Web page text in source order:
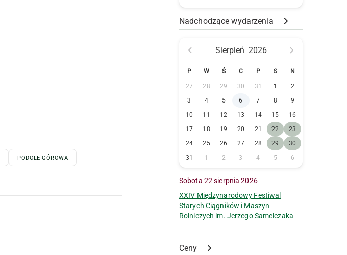
PODOLE GÓROWA
Nadchodzące wydarzenia
Sierpień 2026
P W Ś C P S N
27 28 29 30 31 1
2
3
4 5 6 7 8
9
10
11 12 13 14 15
16
17
18 19 20 21 22
23
24
25 26 27 28 29
30
31
1 2 3 4 5 6
Sobota 22 sierpnia 2026
XXIV Międzynarodowy Festiwal
Starych Ciągników i Maszyn
Rolniczych im. Jerzego Samelczaka
Ceny